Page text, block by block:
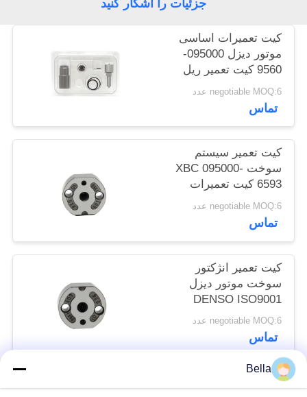
اخبار
نقشه
سایت
PRIVACY
POLICY
جزئیات را آشکار کنید
کیت تعمیرات اساسی
موتور دیزل 095000-
9560 کیت تعمیر ریل
مشترک
negotiable MOQ:6 عدد
تماس
کیت تعمیر سیستم
سوخت XBC 095000-
6593 کیت تعمیرات
اساسی دیزل
negotiable MOQ:6 عدد
تماس
کیت تعمیر انژکتور
سوخت موتور دیزل
DENSO ISO9001
095000-6250
negotiable MOQ:6 عدد
تماس
Bella